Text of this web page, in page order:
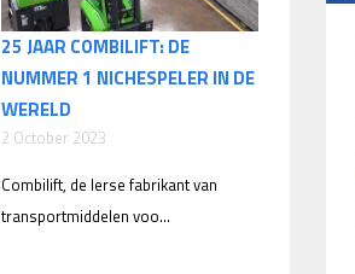
25 JAAR COMBILIFT: DE
NUMMER 1 NICHESPELER IN DE
WERELD
2 October 2023
Combilift, de Ierse fabrikant van
transportmiddelen voo...